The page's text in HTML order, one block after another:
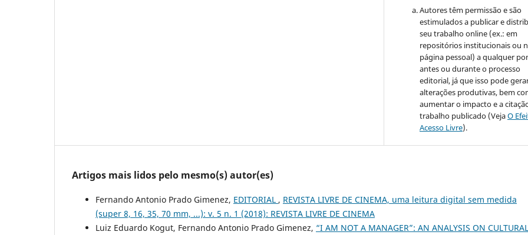
Autores têm permissão e são
estimulados a publicar e
seu trabalho online (ex.: em
repositórios institucionais ou
página pessoal) a qualquer
antes ou durante o processo
editorial, já que isso pode
alterações produtivas, bem
aumentar o impacto e a
trabalho publicado (VejaO
Acesso Livre).
Artigos mais lidos pelo mesmo(s) autor(es)
Fernando Antonio Prado Gimenez, EDITORIAL , REVISTA LIVRE DE CINEMA, uma leitura digital sem medida
(super 8, 16, 35, 70 mm, ...): v. 5 n. 1 (2018): REVISTA LIVRE DE CINEMA
Luiz Eduardo Kogut, Fernando Antonio Prado Gimenez, “I AM NOT A MANAGER”: AN ANALYSIS ON CULTURAL